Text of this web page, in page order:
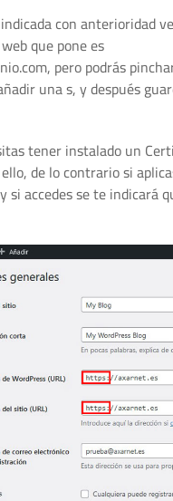
con anterioridad
que pone es
pero podrás
una s, y después
tener instalado un
de lo contrario si
accedes se te indicará